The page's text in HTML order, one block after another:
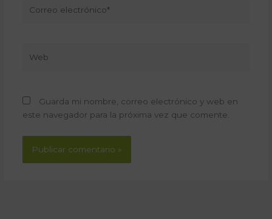
electrónico*
Guarda mi nombre, correo electrónico y web en
este navegador para la próxima vez que comente.